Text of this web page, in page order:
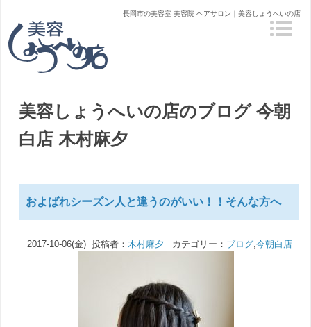
長岡市の美容室 美容院 ヘアサロン｜美容しょうへいの店
美容しょうへいの店のブログ今朝
白店 木村麻夕
およばれシーズン人と違うのがいい！！そんな方へ
2017-10-06(金) 投稿者： 木村麻夕カテゴリー： ブログ,今朝白店